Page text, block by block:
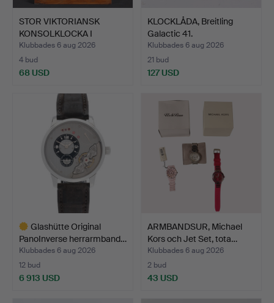
STOR VIKTORIANSK
KONSOLKLOCKA I
VALNÖT.
Klubbades 6 aug 2026
4 bud
68 USD
KLOCKLÅDA, Breitling
Galactic 41.
Klubbades 6 aug 2026
21 bud
127 USD
Glashütte Original
PanoInverse herrarmband…
Klubbades 6 aug 2026
12 bud
6 913 USD
ARMBANDSUR, Michael
Kors och Jet Set, tota…
Klubbades 6 aug 2026
2 bud
43 USD